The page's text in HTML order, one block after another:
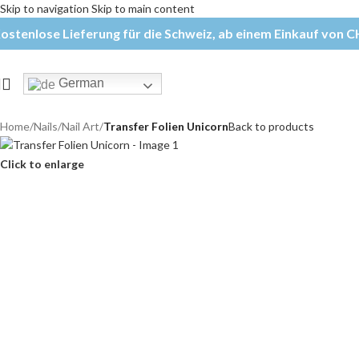
Skip to navigation Skip to main content
Lieferung für die Schweiz, ab einem Einkauf von
German
Home/Nails/Nail Art/Transfer Folien UnicornBack to products
Click to enlarge